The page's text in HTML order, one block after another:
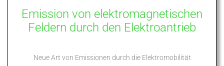
Emission von elektromagnetischen
Feldern durch den Elektroantrieb
Neue Art von Emissionen durch die Elektromobilität